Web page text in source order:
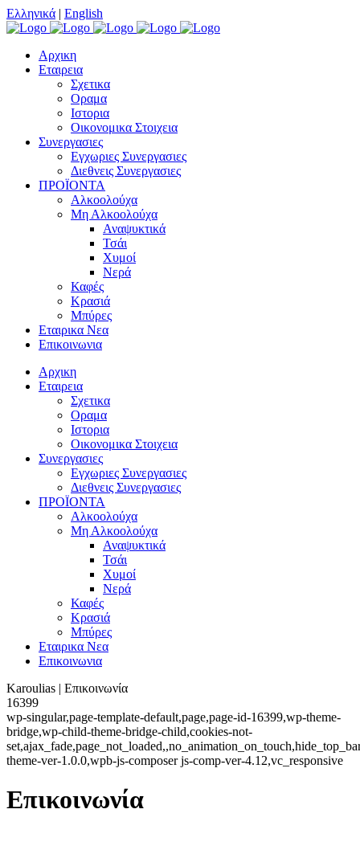
Ελληνικά | English
Αρχικη
Εταιρεια
Σχετικα
Οραμα
Ιστορια
Οικονομικα Στοιχεια
Συνεργασιες
Εγχωριες Συνεργασιες
Διεθνεις Συνεργασιες
ΠΡΟΪΟΝΤΑ
Αλκοολούχα
Μη Αλκοολούχα
Αναψυκτικά
Τσάι
Χυμοί
Νερά
Καφές
Κρασιά
Μπύρες
Εταιρικα Νεα
Επικοινωνια
Αρχικη
Εταιρεια
Σχετικα
Οραμα
Ιστορια
Οικονομικα Στοιχεια
Συνεργασιες
Εγχωριες Συνεργασιες
Διεθνεις Συνεργασιες
ΠΡΟΪΟΝΤΑ
Αλκοολούχα
Μη Αλκοολούχα
Αναψυκτικά
Τσάι
Χυμοί
Νερά
Καφές
Κρασιά
Μπύρες
Εταιρικα Νεα
Επικοινωνια
Karoulias | Επικοινωνία
16399
wp-singular,page-template-default,page,page-id-16399,wp-theme-
bridge,wp-child-theme-bridge-child,cookies-not-
theme-ver-1.0.0,wpb-js-composer js-comp-ver-4.12,vc_responsive
Επικοινωνία